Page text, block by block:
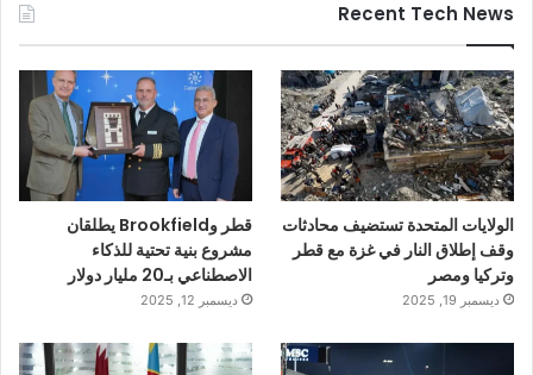
Recent Tech News
الولايات المتحدة تستضيف محادثات
وقف إطلاق النار في غزة مع قطر
وتركيا ومصر
ديسمبر 19, 2025
قطر وBrookfield يطلقان
مشروع بنية تحتية للذكاء
الاصطناعي بـ20 مليار دولار
ديسمبر 12, 2025